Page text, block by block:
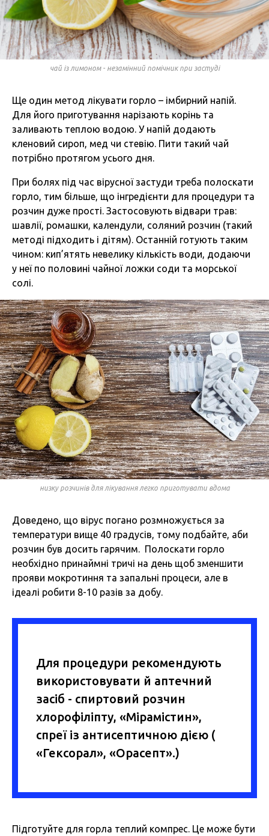
чай із лимоном - незамінний помічник при застуді
Ще один метод лікувати горло – імбирний напій.
Для його приготування нарізають корінь та
заливають теплою водою. У напій додають
кленовий сироп, мед чи стевію. Пити такий чай
потрібно протягом усього дня.
При болях під час вірусної застуди треба полоскати
горло, тим більше, що інгредієнти для процедури та
розчин дуже прості. Застосовують відвари трав:
шавлії, ромашки, календули, соляний розчин (такий
методі підходить і дітям). Останній готують таким
чином: кип’ятять невелику кількість води, додаючи
у неї по половині чайної ложки соди та морської
солі.
низку розчинів для лікування легко приготувати вдома
Доведено, що вірус погано розмножується за
температури вище 40 градусів, тому подбайте, аби
розчин був досить гарячим. Полоскати горло
необхідно принаймні тричі на день щоб зменшити
прояви мокротиння та запальні процеси, але в
ідеалі робити 8-10 разів за добу.
Для процедури рекомендують
використовувати й аптечний
засіб - спиртовий розчин
хлорофіліпту, «Мірамістин»,
спреї із антисептичною дією (
«Гексорал», «Орасепт».)
Підготуйте для горла теплий компрес. Це може бути